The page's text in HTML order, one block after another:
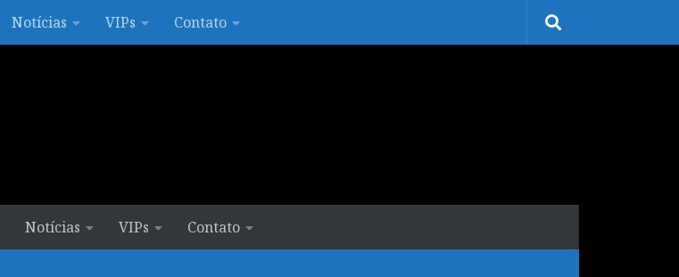
Notícias VIPs Contato
Notícias VIPs Contato